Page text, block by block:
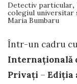
Detectiv particular,
colegiul universitar
Maria Bumbaru
Într-un cadru
Internațională
Privați – Ediţia